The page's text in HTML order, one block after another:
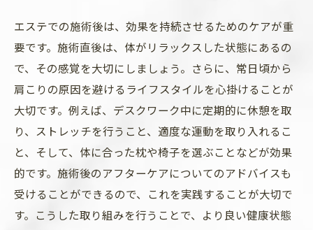
エステでの施術後は、効果を持続させるためのケアが重
要です。施術直後は、体がリラックスした状態にあるの
で、その感覚を大切にしましょう。さらに、常日頃から
肩こりの原因を避けるライフスタイルを心掛けることが
大切です。例えば、デスクワーク中に定期的に休憩を取
り、ストレッチを行うこと、適度な運動を取り入れるこ
と、そして、体に合った枕や椅子を選ぶことなどが効果
的です。施術後のアフターケアについてのアドバイスも
受けることができるので、これを実践することが大切で
す。こうした取り組みを行うことで、より良い健康状態